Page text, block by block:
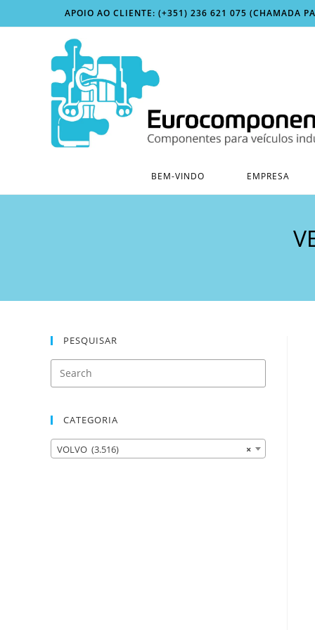
to
APOIO AO CLIENTE: (+351) 236 621 075 (CHAMADA
BEM-VINDO EMPRESA
PESQUISAR
CATEGORIA
×
VOLVO (3.516)